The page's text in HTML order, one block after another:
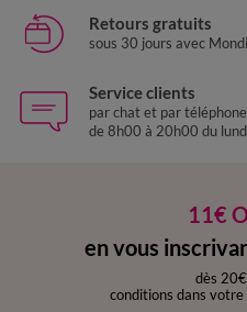
Retours gratuits
sous 30 jours avec
Service clients
par chat et par téléphone
de 8h00 à 20h00 du
11€
en vous
dès
conditions dans